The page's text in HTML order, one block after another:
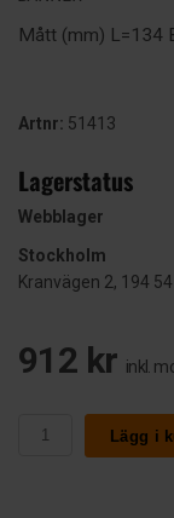
Mått (mm) L=134
Artnr: 51413
Lagerstatus
Webblager
Stockholm
Kranvägen 2, 194
912 kr inkl.
Lägg i